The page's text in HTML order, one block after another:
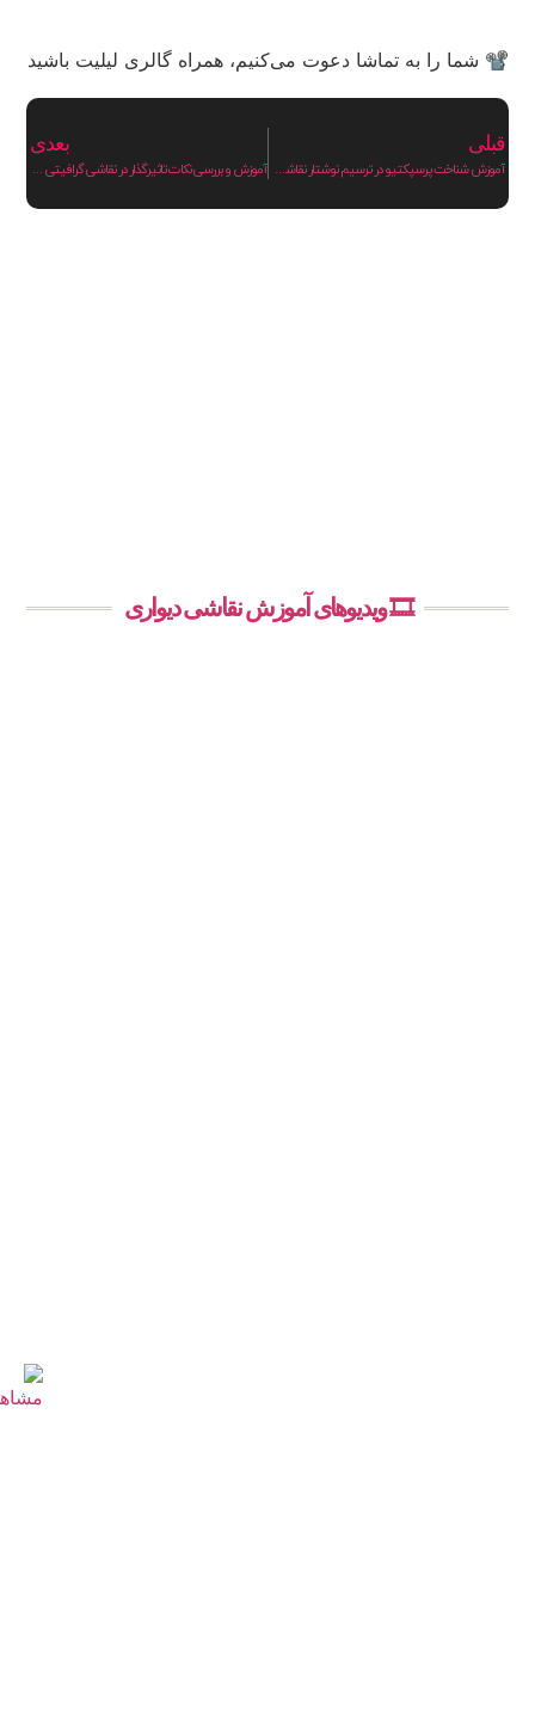
📽 شما را به تماشا دعوت می‌کنیم، همراه گالری لیلیت باشید
قبلی
آموزش شناخت پرسپکتیو در ترسیم نوشتار نقاشی گرافیتی
بعدی
آموزش و بررسی نکات تاثیرگذار در نقاشی گرافیتی حرفه‌ای روی دیوار
🎞️ ویدیوهای آموزش نقاشی دیواری